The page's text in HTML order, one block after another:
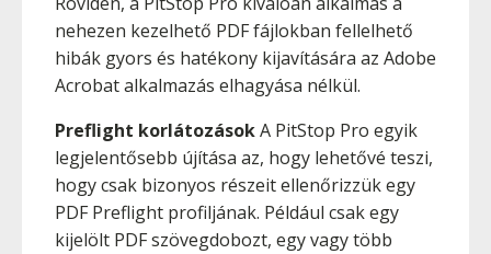
nehezen kezelhető PDF fájlokban fellelhető
hibák gyors és hatékony kijavítására az Adobe
Acrobat alkalmazás elhagyása nélkül.
Preflight korlátozásokA PitStop Pro egyik
legjelentősebb újítása az, hogy lehetővé teszi,
hogy csak bizonyos részeit ellenőrizzük egy
PDF Preflight profiljának. Például csak egy
kijelölt PDF szövegdobozt, egy vagy több